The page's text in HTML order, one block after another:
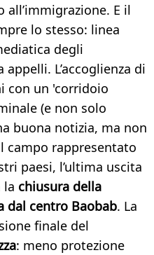
all’immigrazione. E il
lo stesso: linea
degli
L’accoglienza di
con un 'corridoio
(e non solo
buona notizia, ma non
campo rappresentato
paesi, l’ultima uscita
la chiusura della
dal centro Baobab. La
finale del
: meno protezione